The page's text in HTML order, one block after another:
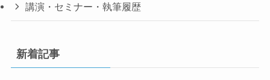
講演・セミナー・執筆履歴
新着記事